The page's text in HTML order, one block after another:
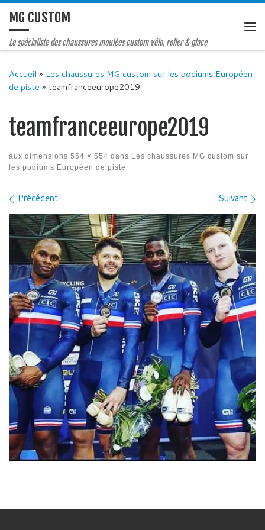
MG CUSTOM
Le spécialiste des chaussures moulées custom vélo, roller & glace
Accueil » Les chaussures MG custom sur les podiums Européen
de piste » teamfranceeurope2019
teamfranceeurope2019
aux dimensions 554 × 554 dans Les chaussures MG custom sur
les podiums Européen de piste
Navigation des images
Précédent Suivant